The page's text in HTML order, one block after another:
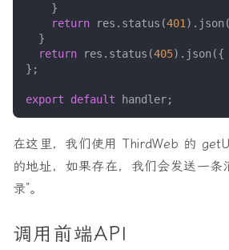
}
return
res . status (401 ). json
}
return
res . status (405). json({
};
export default handler;
在这里，我们使用 ThirdWeb 的
的地址，如果存在，我们会发送一条
录”。
调用前端API